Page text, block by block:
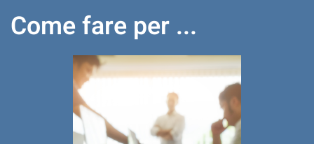
Come fare per ...